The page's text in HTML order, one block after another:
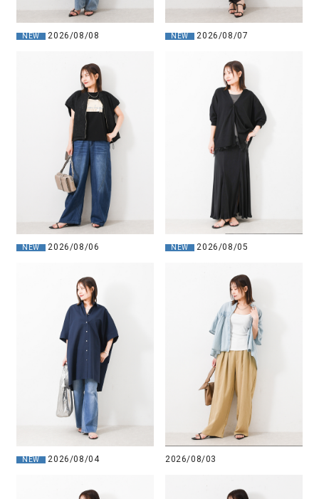
NEW 2026/08/08 NEW 2026/08/07
NEW 2026/08/06 NEW 2026/08/05
NEW 2026/08/04 2026/08/03